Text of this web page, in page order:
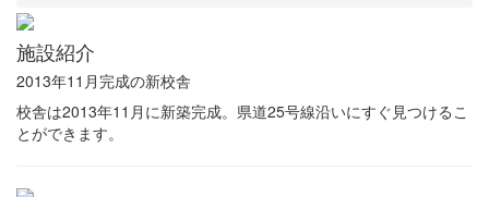
施設紹介
2013年11月完成の新校舎
校舎は2013年11月に新築完成。県道25号線沿いにすぐ見つけるこ
とができます。